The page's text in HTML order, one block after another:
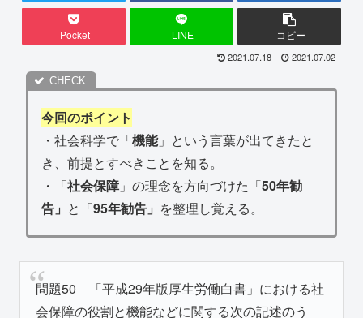
Pocket LINE コピー
2021.07.18 2021.07.02
今回のポイント
・社会科学で「機能」という言葉が出てきたと
き、前提とすべきことを知る。
・「社会保障 」の理念を方向づけた「50年勧
告」 と「95年勧告」 を整理し覚える。
問題50 「平成29年版厚生労働白書」における社
会保障の役割と機能などに関する次の記述のう